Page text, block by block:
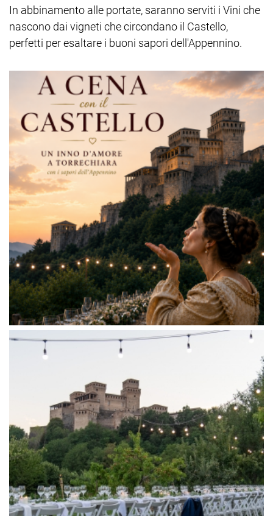
In abbinamento alle portate, saranno serviti i Vini che
nascono dai vigneti che circondano il Castello,
perfetti per esaltare i buoni sapori dell'Appennino.